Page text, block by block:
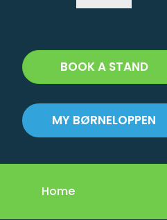
BOOK A STAND
MY BØRNELOPPEN
Home